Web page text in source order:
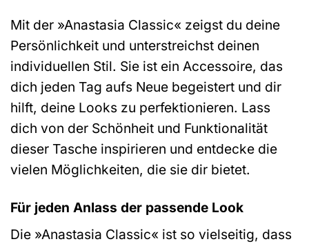
Mit der »Anastasia Classic« zeigst du deine
Persönlichkeit und unterstreichst deinen
individuellen Stil. Sie ist ein Accessoire, das
dich jeden Tag aufs Neue begeistert und dir
hilft, deine Looks zu perfektionieren. Lass
dich von der Schönheit und Funktionalität
dieser Tasche inspirieren und entdecke die
vielen Möglichkeiten, die sie dir bietet.
Für jeden Anlass der passende Look
Die »Anastasia Classic« ist so vielseitig, dass